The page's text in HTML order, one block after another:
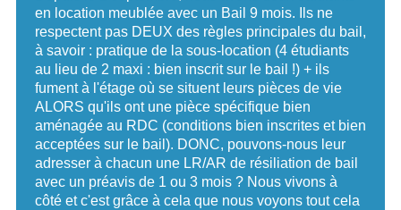
en location meublée avec un Bail 9 mois. Ils ne
respectent pas DEUX des règles principales du bail,
à savoir : pratique de la sous-location (4 étudiants
au lieu de 2 maxi : bien inscrit sur le bail !) + ils
fument à l'étage où se situent leurs pièces de vie
ALORS qu'ils ont une pièce spécifique bien
aménagée au RDC (conditions bien inscrites et bien
acceptées sur le bail). DONC, pouvons-nous leur
adresser à chacun une LR/AR de résiliation de bail
avec un préavis de 1 ou 3 mois ? Nous vivons à
côté et c'est grâce à cela que nous voyons tout cela